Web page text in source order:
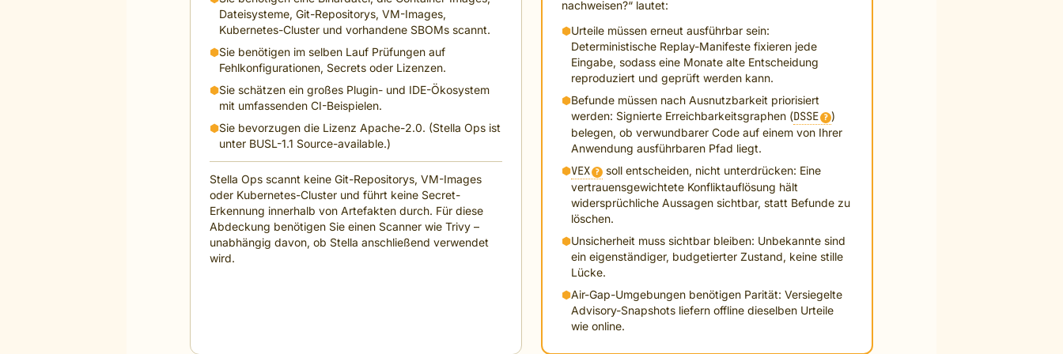
Dateisysteme, Git-Repositorys, VM-Images,
Kubernetes-Cluster und vorhandene SBOMs scannt.
⬢Sie benötigen im selben Lauf Prüfungen auf
Fehlkonfigurationen, Secrets oder Lizenzen.
⬢Sie schätzen ein großes Plugin- und IDE-Ökosystem
mit umfassenden CI-Beispielen.
⬢Sie bevorzugen die Lizenz Apache-2.0. (Stella Ops ist
unter BUSL-1.1 Source-available.)
Stella Ops scannt keine Git-Repositorys, VM-Images
oder Kubernetes-Cluster und führt keine Secret-
Erkennung innerhalb von Artefakten durch. Für diese
Abdeckung benötigen Sie einen Scanner wie Trivy –
unabhängig davon, ob Stella anschließend verwendet
wird.
nachweisen?“ lautet:
⬢Urteile müssen erneut ausführbar sein:
Deterministische Replay-Manifeste fixieren jede
Eingabe, sodass eine Monate alte Entscheidung
reproduziert und geprüft werden kann.
⬢Befunde müssen nach Ausnutzbarkeit priorisiert
werden: Signierte Erreichbarkeitsgraphen (DSSE ? )
belegen, ob verwundbarer Code auf einem von Ihrer
Anwendung ausführbaren Pfad liegt.
⬢VEX ?
soll entscheiden, nicht unterdrücken: Eine
vertrauensgewichtete Konfliktauflösung hält
widersprüchliche Aussagen sichtbar, statt Befunde zu
löschen.
⬢Unsicherheit muss sichtbar bleiben: Unbekannte sind
ein eigenständiger, budgetierter Zustand, keine stille
Lücke.
⬢Air-Gap-Umgebungen benötigen Parität: Versiegelte
Advisory-Snapshots liefern offline dieselben Urteile
wie online.